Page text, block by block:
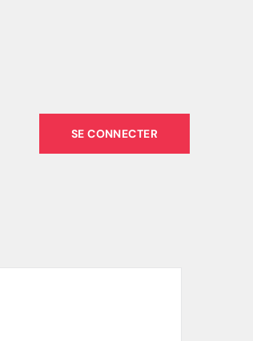
SE CONNECTER